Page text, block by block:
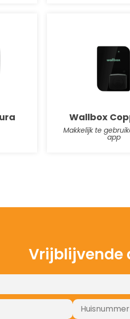
Wallbox
Makkelijk te
app
Vrijblijvende